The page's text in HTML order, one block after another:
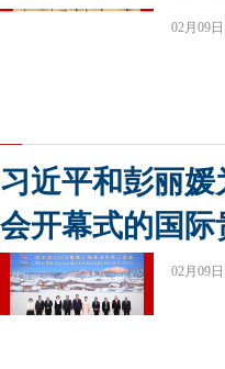
02月09
习近平和彭丽
会开幕式的国
02月09